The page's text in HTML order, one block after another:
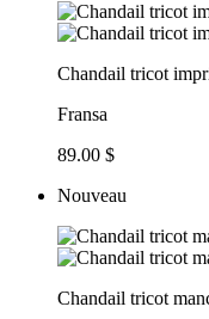
Chandail tricot
Fransa
89.00 $
Nouveau
Chandail tricot